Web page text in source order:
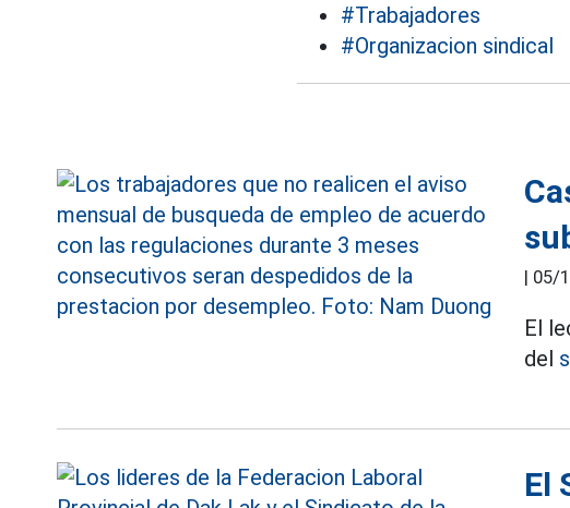
#Trabajadores
#Organizacion sindical
| 05/
El
del
El